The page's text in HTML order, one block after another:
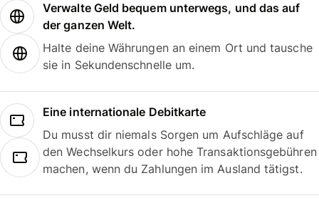
Verwalte Geld bequem unterwegs, und das auf
der ganzen Welt.
Halte deine Währungen an einem Ort und tausche
sie in Sekundenschnelle um.
Eine internationale Debitkarte
Du musst dir niemals Sorgen um Aufschläge auf
den Wechselkurs oder hohe Transaktionsgebühren
machen, wenn du Zahlungen im Ausland tätigst.